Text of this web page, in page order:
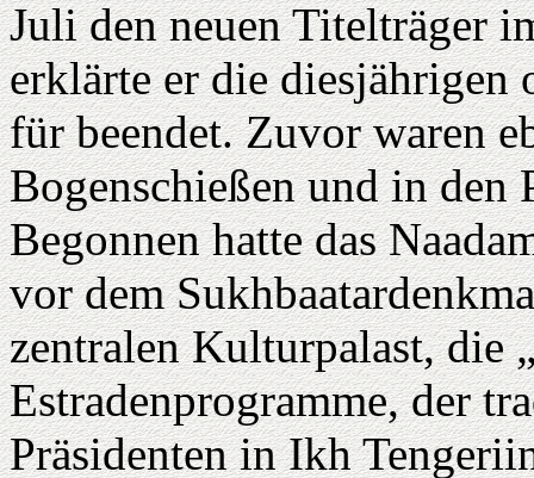
Juli den neuen Titelträger
erklärte er die
für beendet. Zuvor waren
Bogenschießen und in den
Begonnen hatte das
vor dem
zentralen Kulturpalast, die
Estradenprogramme, der
Präsidenten in Ikh